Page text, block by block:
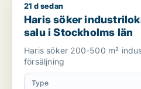
Haris söker industrilokal eller
21 d sedan
Haris söker
salu i Stockholms län
Haris söker 200-500 m²
försäljning
Type